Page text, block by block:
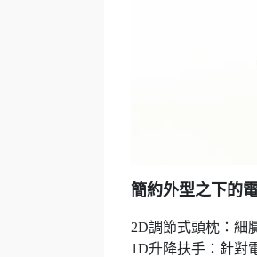
簡約外型之下的
2D調節式頭枕：細
1D升降扶手：針對